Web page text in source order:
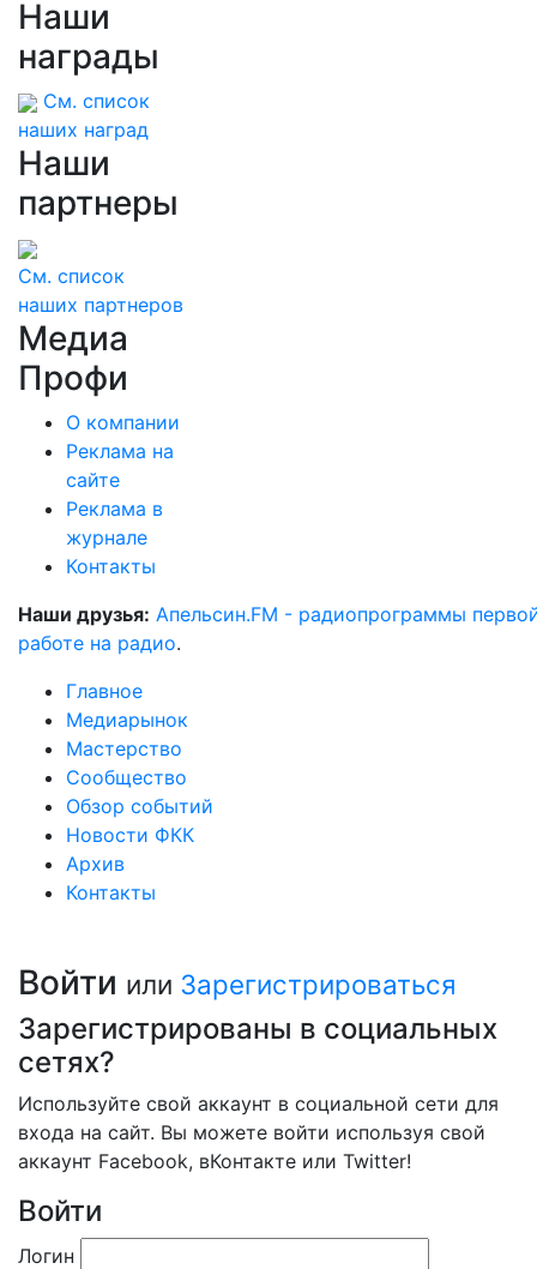
Наши
награды
См. список
наших наград
Наши
партнеры
См. список
наших партнеров
Медиа
Профи
О компании
Реклама на
сайте
Реклама в
журнале
Контакты
Наши друзья: Апельсин.FM - радиопрограммы
работе на радио.
Главное
Медиарынок
Мастерство
Сообщество
Обзор событий
Новости ФКК
Архив
Контакты
Войти или Зарегистрироваться
Зарегистрированы в социальных
сетях?
Используйте свой аккаунт в социальной сети для
входа на сайт. Вы можете войти используя свой
аккаунт Facebook, вКонтакте или Twitter!
Войти
Логин